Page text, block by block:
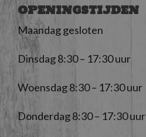
OPENINGSTIJDEN
Maandag gesloten
Dinsdag 8:30 – 17:30 uur
Woensdag 8:30 – 17:30 uur
Donderdag 8:30 – 17:30 uur